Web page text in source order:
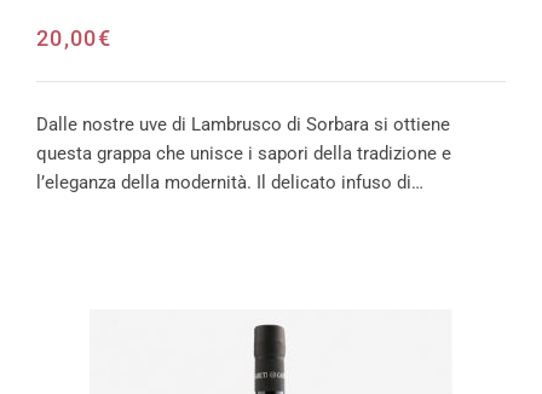
20,00€
Dalle nostre uve di Lambrusco di Sorbara si ottiene
questa grappa che unisce i sapori della tradizione e
l’eleganza della modernità. Il delicato infuso di…